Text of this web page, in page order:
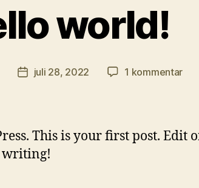
world!
Indlægsdato
juli 28, 2022 1 kommentartil
This is your first post. Edit
writing!